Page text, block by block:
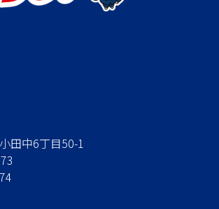
田中6丁目50-1